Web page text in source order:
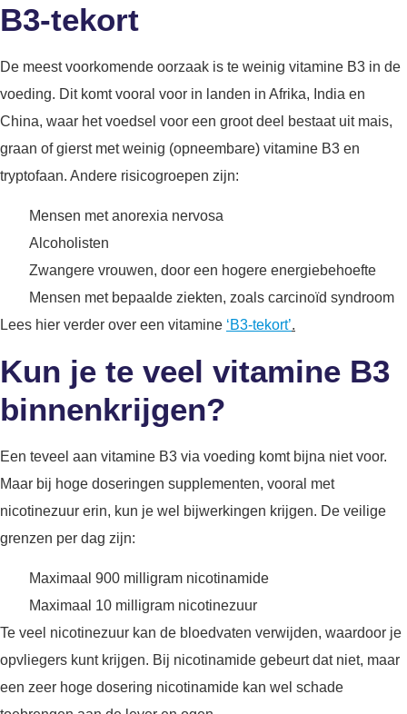
B3-tekort
De meest voorkomende oorzaak is te weinig vitamine B3 in de
voeding. Dit komt vooral voor in landen in Afrika, India en
China, waar het voedsel voor een groot deel bestaat uit mais,
graan of gierst met weinig (opneembare) vitamine B3 en
tryptofaan. Andere risicogroepen zijn:
Mensen met anorexia nervosa
Alcoholisten
Zwangere vrouwen, door een hogere energiebehoefte
Mensen met bepaalde ziekten, zoals carcinoïd syndroom
Lees hier verder over een vitamine ‘B3-tekort’.
Kun je te veel vitamine B3
binnenkrijgen?
Een teveel aan vitamine B3 via voeding komt bijna niet voor.
Maar bij hoge doseringen supplementen, vooral met
nicotinezuur erin, kun je wel bijwerkingen krijgen. De veilige
grenzen per dag zijn:
Maximaal 900 milligram nicotinamide
Maximaal 10 milligram nicotinezuur
Te veel nicotinezuur kan de bloedvaten verwijden, waardoor je
opvliegers kunt krijgen. Bij nicotinamide gebeurt dat niet, maar
een zeer hoge dosering nicotinamide kan wel schade